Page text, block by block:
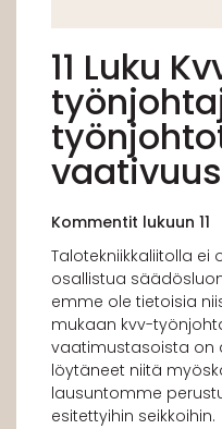
11 Luku
vaativuus
Kommentit lukuun 11
Talotekniikkaliitolla
osallistua
emme ole tietoisia
mukaan kvv-
vaatimustasoista on
löytäneet niitä
lausuntomme
esitettyihin seikkoihin.